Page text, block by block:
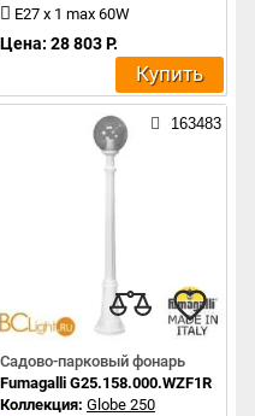
E27 x 1 max 60W
Цена: 28 803 Р.
Купить
163483
Садово-парковый фонарь
Fumagalli G25.158.000.WZF1R
Коллекция: Globe 250